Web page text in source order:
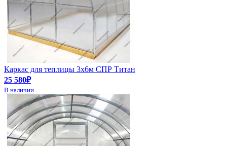
Каркас для теплицы 3х6м СПР Титан
25 580₽
В наличии